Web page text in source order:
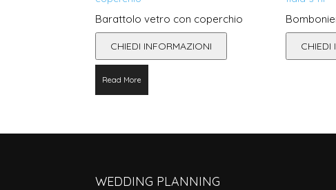
Barattolo vetro con coperchio
CHIEDI INFORMAZIONI
Read More
CHIEDI
WEDDING PLANNING